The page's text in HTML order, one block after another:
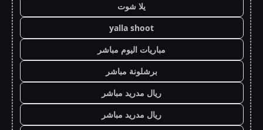
يلا شوت
yalla shoot
مباريات اليوم مباشر
برشلونة مباشر
ريال مدريد مباشر
ريال مدريد مباشر